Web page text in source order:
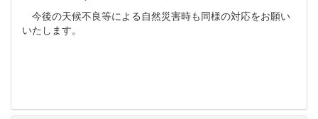
今後の天候不良等による自然災害時も同様の対応をお願い
いたします。